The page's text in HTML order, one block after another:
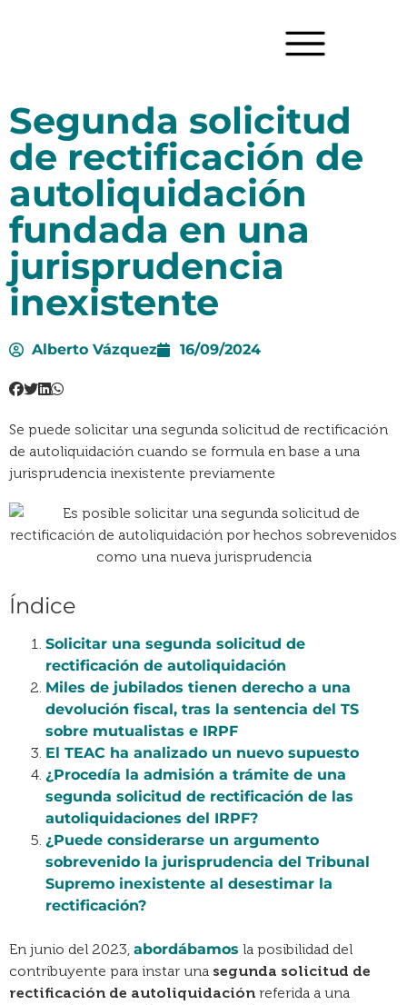
Segunda solicitud
de rectificación de
autoliquidación
fundada en una
jurisprudencia
inexistente
Alberto Vázquez 16/09/2024
Se puede solicitar una segunda solicitud de rectificación
de autoliquidación cuando se formula en base a una
jurisprudencia inexistente previamente
Índice
Solicitar una segunda solicitud de
rectificación de autoliquidación
Miles de jubilados tienen derecho a una
devolución fiscal, tras la sentencia del TS
sobre mutualistas e IRPF
El TEAC ha analizado un nuevo supuesto
¿Procedía la admisión a trámite de una
segunda solicitud de rectificación de las
autoliquidaciones del IRPF?
¿Puede considerarse un argumento
sobrevenido la jurisprudencia del Tribunal
Supremo inexistente al desestimar la
rectificación?
En junio del 2023, abordábamos la posibilidad del
contribuyente para instar una segunda solicitud de
rectificación de autoliquidación referida a una